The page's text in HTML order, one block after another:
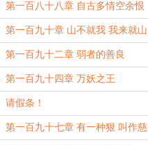
第一百八十八章 自古多情空余恨
第一百九十章 山不就我 我来就山
第一百九十二章 弱者的善良
第一百九十四章 万妖之王
请假条！
第一百九十七章 有一种狠 叫作慈